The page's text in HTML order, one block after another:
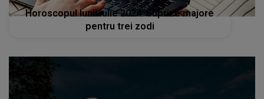
Horoscopul lunii iulie 2024: Suprize majore
pentru trei zodi